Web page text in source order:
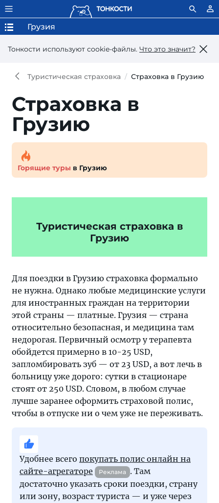
Тонкости используют сookie-файлы. Что это значит?
Грузия
Туристическая страховка Страховка в Грузию
Страховка в
Грузию
Горящие туры в Грузию
Туристическая страховка в
Грузию
Для поездки в Грузию страховка формально
не нужна. Однако любые медицинские услуги
для иностранных граждан на территории
этой страны — платные. Грузия — страна
относительно безопасная, и медицина там
недорогая. Первичный осмотр у терапевта
обойдется примерно в 10-25 USD,
запломбировать зуб — от 23 USD, а вот лечь в
больницу уже дорого: сутки в стационаре
стоят от 250 USD. Словом, в любом случае
лучше заранее оформить страховой полис,
чтобы в отпуске ни о чем уже не переживать.
Удобнее всего покупать полис онлайн на
сайте-агрегаторе
Реклама
. Там
достаточно указать сроки поездки, страну
или зону, возраст туриста — и уже через